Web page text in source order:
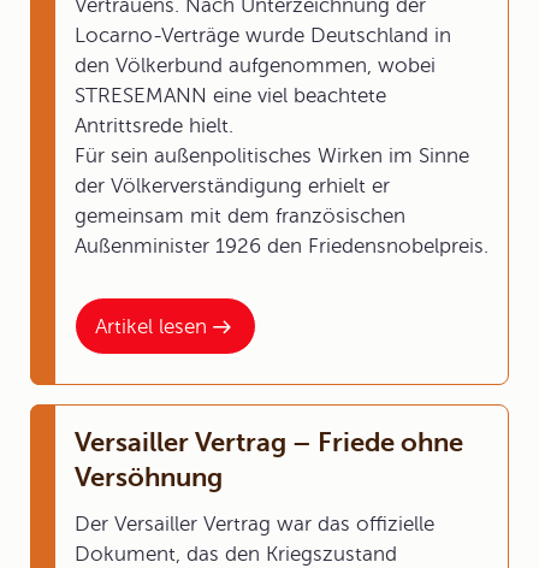
Artikel lesen
Vertrauens. Nach Unterzeichnung der
Locarno-Verträge wurde Deutschland in
den Völkerbund aufgenommen, wobei
STRESEMANN eine viel beachtete
Antrittsrede hielt.
Für sein außenpolitisches Wirken im Sinne
der Völkerverständigung erhielt er
gemeinsam mit dem französischen
Außenminister 1926 den Friedensnobelpreis.
Versailler Vertrag – Friede ohne
Versöhnung
Der Versailler Vertrag war das offizielle
Dokument, das den Kriegszustand